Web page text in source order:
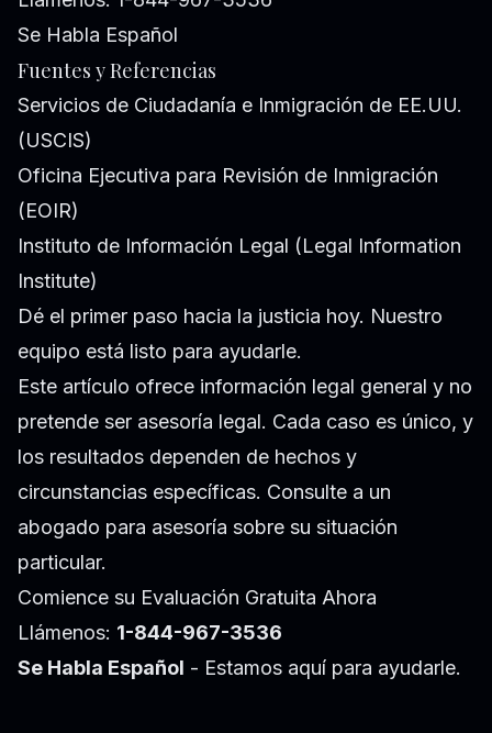
Se Habla Español
Fuentes y Referencias
Servicios de Ciudadanía e Inmigración de EE.UU.
(USCIS)
Oficina Ejecutiva para Revisión de Inmigración
(EOIR)
Instituto de Información Legal (Legal Information
Institute)
Dé el primer paso hacia la justicia hoy. Nuestro
equipo está listo para ayudarle.
Este artículo ofrece información legal general y no
pretende ser asesoría legal. Cada caso es único, y
los resultados dependen de hechos y
circunstancias específicas. Consulte a un
abogado para asesoría sobre su situación
particular.
Comience su Evaluación Gratuita Ahora
Llámenos: 1-844-967-3536
Se Habla Español - Estamos aquí para ayudarle.